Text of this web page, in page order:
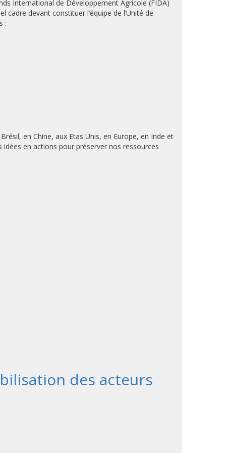
International de Développement Agricole (FIDA)
devant constituer l’équipe de l’Unité de
:
en Chine, aux Etas Unis, en Europe, en Inde et
en actions pour préserver nos ressources
des acteurs